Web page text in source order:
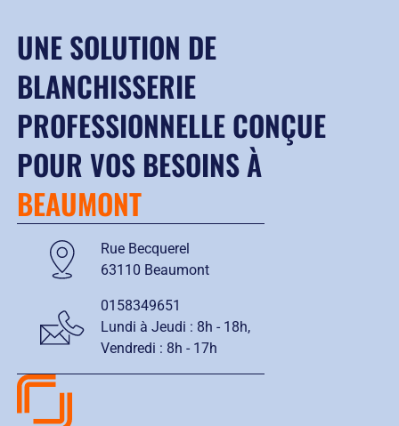
UNE SOLUTION DE
BLANCHISSERIE
PROFESSIONNELLE CONÇUE
POUR VOS BESOINS À
BEAUMONT
Rue Becquerel
63110 Beaumont
0158349651
Lundi à Jeudi : 8h - 18h,
Vendredi : 8h - 17h